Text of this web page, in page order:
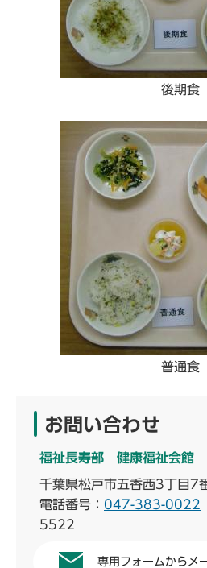
後期食
普通食
お問い合わせ
福祉長寿部 健康福祉会館
千葉県松戸市五香西3丁目7
電話番号： 047-383-0022
5522
専用フォームからメ